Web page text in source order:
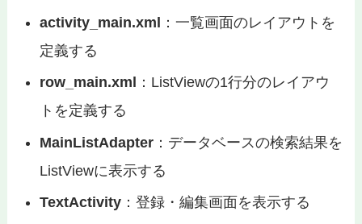
activity_main.xml ：一覧画面のレイアウトを
定義する
row_main.xml
：ListViewの1行分のレイアウ
トを定義する
MainListAdapter ：データベースの検索結果を
ListViewに表示する
TextActivity ：登録・編集画面を表示する